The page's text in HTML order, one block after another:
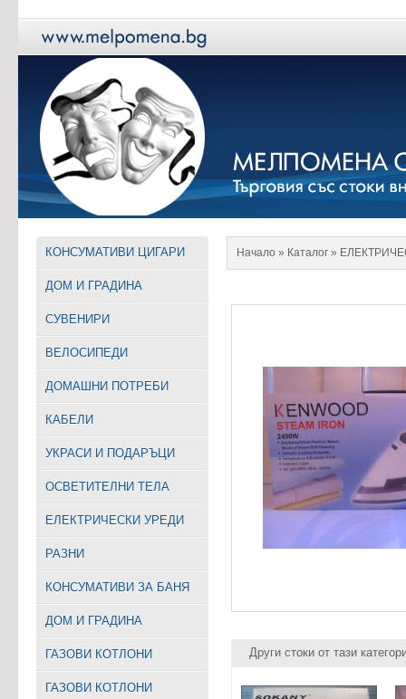
КОНСУМАТИВИ ЦИГАРИ
ДОМ И ГРАДИНА
СУВЕНИРИ
ВЕЛОСИПЕДИ
ДОМАШНИ ПОТРЕБИ
КАБЕЛИ
УКРАСИ И ПОДАРЪЦИ
ОСВЕТИТЕЛНИ ТЕЛА
EЛЕКТРИЧЕСКИ УРЕДИ
РАЗНИ
КОНСУМАТИВИ ЗА БАНЯ
ДОМ И ГРАДИНА
ГАЗОВИ КОТЛОНИ
ГАЗОВИ КОТЛОНИ
Начало » Каталог »
Други стоки от тази